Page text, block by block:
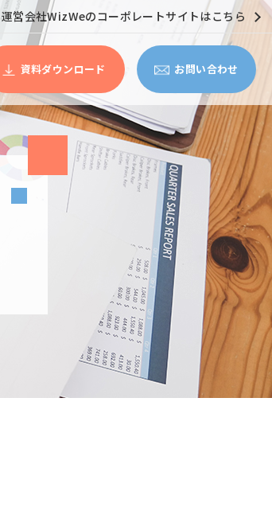
運営会社WizWeのコーポレートサイトはこちら
お問い合わせ
資料ダウンロード